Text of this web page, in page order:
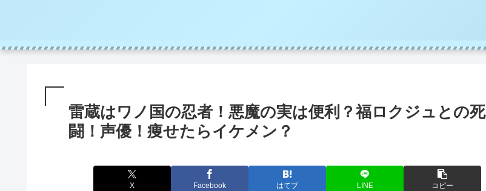
雷蔵はワノ国の忍者！悪魔の実は便利？福ロクジュとの死
闘！声優！痩せたらイケメン？
X Facebook はてブ LINE コピー